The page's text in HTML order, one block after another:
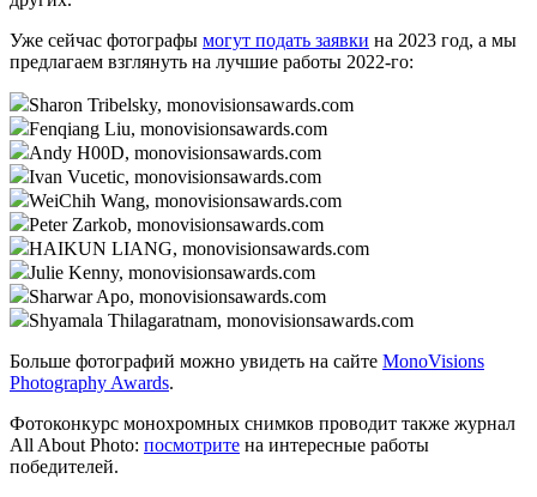
Уже сейчас фотографы могут подать заявки на 2023 год, а мы
предлагаем взглянуть на лучшие работы 2022-го:
Sharon Tribelsky, monovisionsawards.com
Fenqiang Liu, monovisionsawards.com
Andy H00D, monovisionsawards.com
Ivan Vucetic, monovisionsawards.com
WeiChih Wang, monovisionsawards.com
Peter Zarkob, monovisionsawards.com
HAIKUN LIANG, monovisionsawards.com
Julie Kenny, monovisionsawards.com
Sharwar Apo, monovisionsawards.com
Shyamala Thilagaratnam, monovisionsawards.com
Больше фотографий можно увидеть на сайте MonoVisions
Photography Awards.
Фотоконкурс монохромных снимков проводит также журнал
All About Photo: посмотрите на интересные работы
победителей.